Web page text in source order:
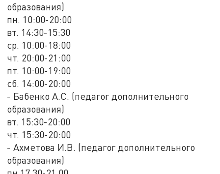
образования)
пн. 10:00-20:00
вт. 14:30-15:30
ср. 10:00-18:00
чт. 20:00-21:00
пт. 10:00-19:00
сб. 14:00-20:00
- Бабенко А.С. (педагог дополнительного
образования)
вт. 15:30-20:00
чт. 15:30-20:00
- Ахметова И.В. (педагог дополнительного
образования)